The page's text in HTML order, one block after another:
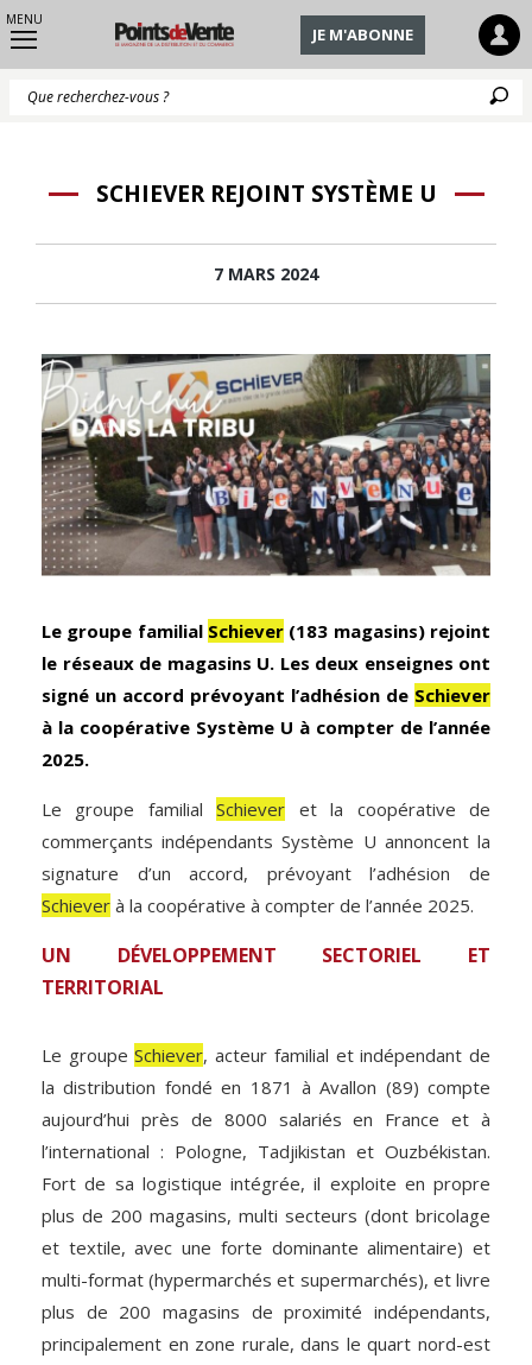
MENU
JE M'ABONNE
SCHIEVER REJOINT SYSTÈME U
7 MARS 2024
Le groupe familial Schiever (183 magasins) rejoint
le réseaux de magasins U. Les deux enseignes ont
signé un accord prévoyant l’adhésion de Schiever
à la coopérative Système U à compter de l’année
2025.
Le groupe familialSchiever et la coopérative de
commerçants indépendants Système U annoncent la
signature d’un accord, prévoyant l’adhésion de
Schiever à la coopérative à compter de l’année 2025.
UN DÉVELOPPEMENT SECTORIEL ET
TERRITORIAL
Le groupeSchiever, acteur familial et indépendant de
la distribution fondé en 1871 à Avallon (89) compte
aujourd’hui près de 8000 salariés en France et à
l’international : Pologne, Tadjikistan et Ouzbékistan.
Fort de sa logistique intégrée, il exploite en propre
plus de 200 magasins, multi secteurs (dont bricolage
et textile, avec une forte dominante alimentaire) et
multi-format (hypermarchés et supermarchés), et livre
plus de 200 magasins de proximité indépendants,
principalement en zone rurale, dans le quart nord-est